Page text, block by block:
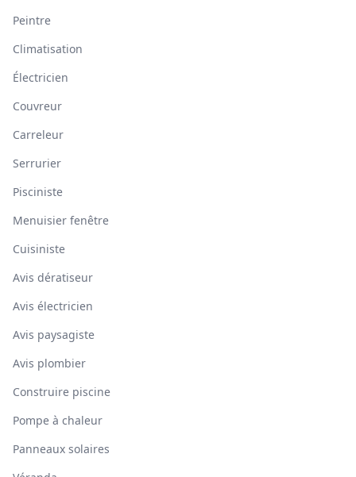
Peintre
Climatisation
Électricien
Couvreur
Carreleur
Serrurier
Pisciniste
Menuisier fenêtre
Cuisiniste
Avis dératiseur
Avis électricien
Avis paysagiste
Avis plombier
Construire piscine
Pompe à chaleur
Panneaux solaires